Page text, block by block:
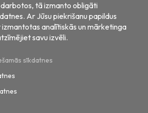
tā izmanto obligāti
Ar Jūsu piekrišanu papildus
analītiskās un mārketinga
savu izvēli.
sīkdatnes